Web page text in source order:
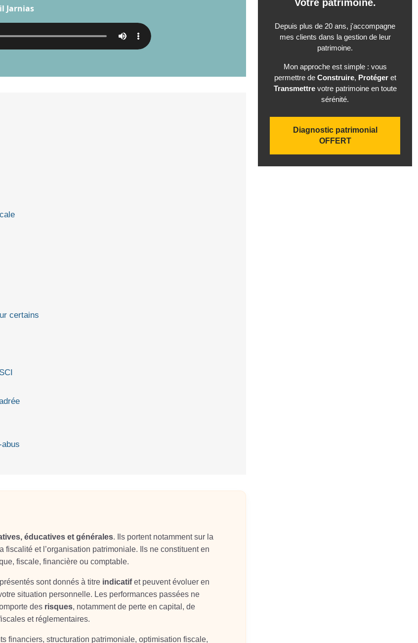
Jarnias
certains
éducatives et générales. Ils portent notamment sur la
et l’organisation patrimoniale. Ils ne constituent en
fiscale, financière ou comptable.
sont donnés à titre indicatifet peuvent évoluer en
situation personnelle. Les performances passées ne
des risques, notamment de perte en capital, de
et réglementaires.
financiers, structuration patrimoniale, optimisation fiscale,
Votre patrimoine.
Depuis plus de 20 ans, j'accompagne
mes clients dans la gestion de leur
patrimoine.
Mon approche est simple : vous
permettre de Construire, Protégeret
Transmettrevotre patrimoine en toute
sérénité.
Diagnostic patrimonial
OFFERT